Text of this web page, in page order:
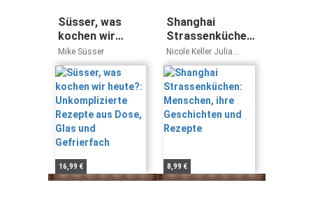
Süsser, was
kochen wir
heute?:
Unkomplizierte
Rezepte aus
Dose, Glas und
Gefrierfach
Mike Süsser
16,99 €
Shanghai
Strassenküchen:
Menschen, ihre
Geschichten und
Rezepte
Nicole Keller Julia
Dautel
8,99 €